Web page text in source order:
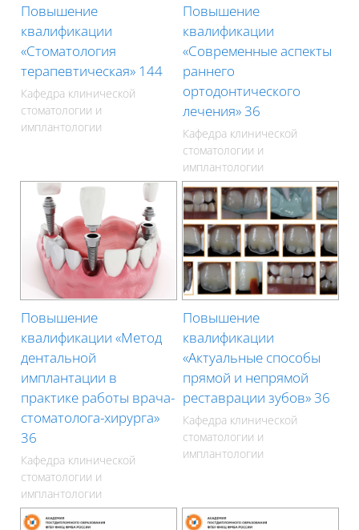
Повышение
квалификации
«Стоматология
терапевтическая» 144
Кафедра клинической
стоматологии и
имплантологии
Повышение
квалификации
«Современные аспекты
раннего
ортодонтического
лечения» 36
Кафедра клинической
стоматологии и
имплантологии
Повышение
квалификации «Метод
дентальной
имплантации в
практике работы врача-
стоматолога-хирурга»
36
Кафедра клинической
стоматологии и
имплантологии
Повышение
квалификации
«Актуальные способы
прямой и непрямой
реставрации зубов» 36
Кафедра клинической
стоматологии и
имплантологии